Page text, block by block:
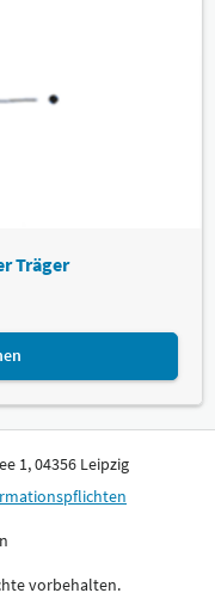
Träger
1, 04356 Leipzig
vorbehalten.